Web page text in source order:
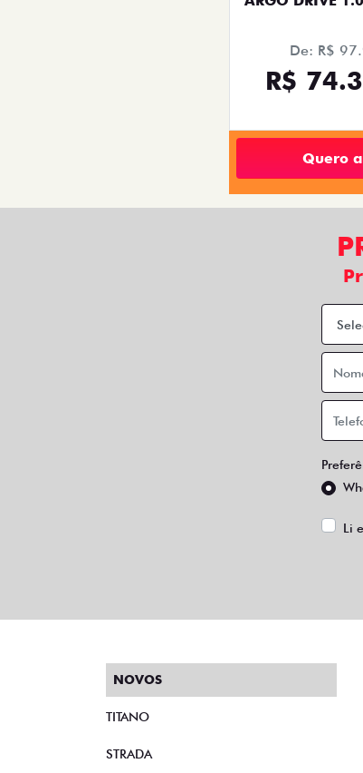
Quando o assunto é adquirir um Fiat
DOCUMENTAÇÃO NECESSÁRIA